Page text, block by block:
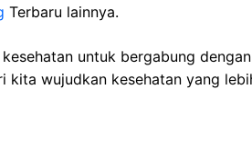
Terbaru lainnya.
untuk bergabung
kita wujudkan kesehatan yang